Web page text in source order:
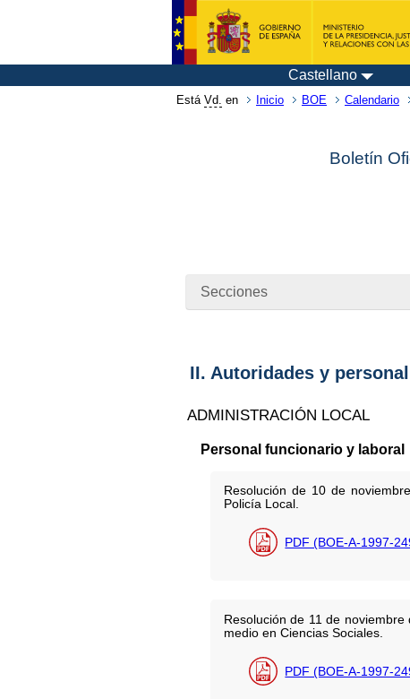
Castellano
Está Vd. en Inicio BOE Calendario
Boletín
Secciones
II. Autoridades y
ADMINISTRACIÓN LOCAL
Personal funcionario y laboral
Resolución de 10 de
Policía Local.
PDF (BOE-A-1997-
Resolución de 11 de
medio en Ciencias Sociales.
PDF (BOE-A-1997-